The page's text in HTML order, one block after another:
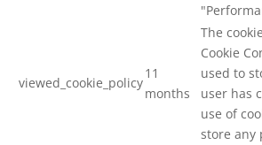
viewed_cookie_policy
11
months
The
Cookie
used to
user has
use of
store any